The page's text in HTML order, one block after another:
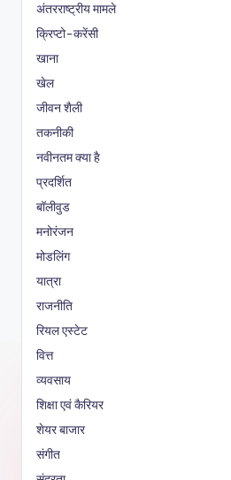
अंतरराष्ट्रीय मामले
क्रिप्टो-करेंसी
खाना
खेल
जीवन शैली
तकनीकी
नवीनतम क्या है
प्रदर्शित
बॉलीवुड
मनोरंजन
मोडलिंग
यात्रा
राजनीति
रियल एस्टेट
वित्त
व्यवसाय
शिक्षा एवं कैरियर
शेयर बाजार
संगीत